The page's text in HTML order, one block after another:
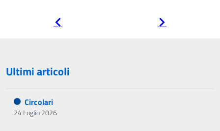
Ultimi articoli
Circolari
24 Luglio 2026